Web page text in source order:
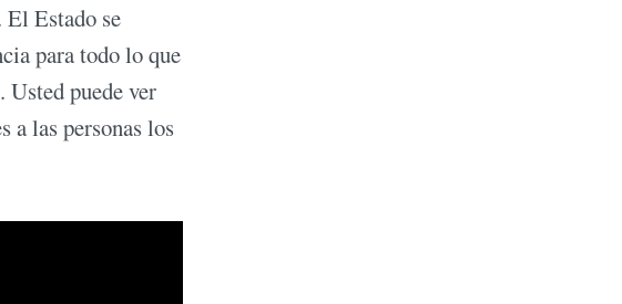
Estado se
para todo lo que
Usted puede ver
a las personas los